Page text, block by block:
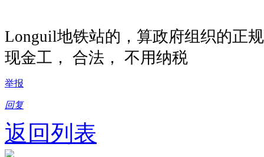
Longuil地铁站的，算政府组织的正
现金工， 合法， 不用纳税
举报
回复
返回列表